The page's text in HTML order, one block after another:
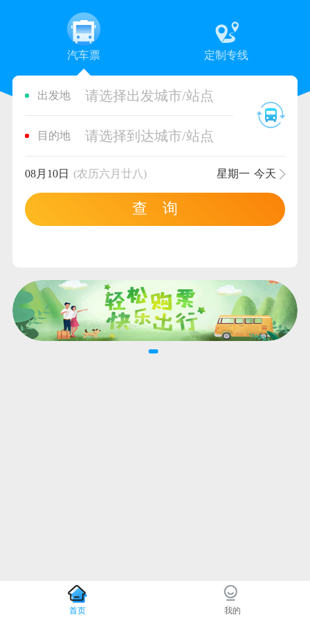
汽车票 定制专线
出发地 请选择出发城市/站点
目的地 请选择到达城市/站点
08月10日 (农历六月廿八) 星期一 今天
查 询
首页 我的